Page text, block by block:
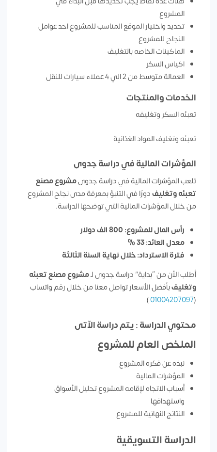
المشروع
تحديد واختيار الموقع المناسب للمشروع احد عوامل
النجاح للمشروع
الماكينات الخاصه بالتغليف
اكياس السكر
العمالة متوسط من 2 الي 4 عملاء سيارات للنقل
الخدمات والمنتجات
تعبئه السكر وتغليفه
تعبئه وتغليف المواد الغذائية
المؤشرات المالية في دراسة جدوى
تلعب المؤشرات المالية في دراسة جدوىمشروع مصنع
تعبئه وتغليفدورًا في التنبؤ بمعرفة مدى نجاح المشروع
من خلال المؤشرات المالية التي توضحها الدراسة.
رأس المال للمشروع: 800 الف دولار
معدل العائد: 33 %
فترة الاسترداد: خلال نهاية السنة الثالثة
أطلب الأن من “بداية” دراسة جدوى لـمشروع مصنع تعبئه
وتغليفبأفضل الأسعار تواصل معنا من خلال رقم واتساب
(
01004207097
)
محتوي الدراسة : يتم دراسة الآتى
الملخص العام للمشروع
نبذه عن فكره المشروع
المؤشرات المالية
أسباب الاتجاه لإقامه المشروع تحليل الأسواق
واستهدافها
النتائج النهائية للمشروع
الدراسة التسويقية